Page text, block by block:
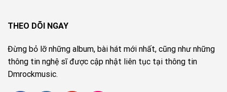
THEO DÕI NGAY
Đừng bỏ lỡ những album, bài hát mới nhất, cũng như những
thông tin nghệ sĩ được cập nhật liên tục tại thông tin
Dmrockmusic.